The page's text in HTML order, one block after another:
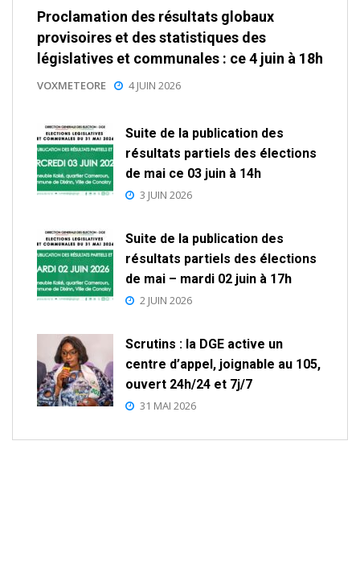
Proclamation des résultats globaux
provisoires et des statistiques des
législatives et communales : ce 4 juin à 18h
VOXMETEORE 4 JUIN 2026
Suite de la publication des
résultats partiels des élections
de mai ce 03 juin à 14h
3 JUIN 2026
Suite de la publication des
résultats partiels des élections
de mai – mardi 02 juin à 17h
2 JUIN 2026
Scrutins : la DGE active un
centre d’appel, joignable au 105,
ouvert 24h/24 et 7j/7
31 MAI 2026